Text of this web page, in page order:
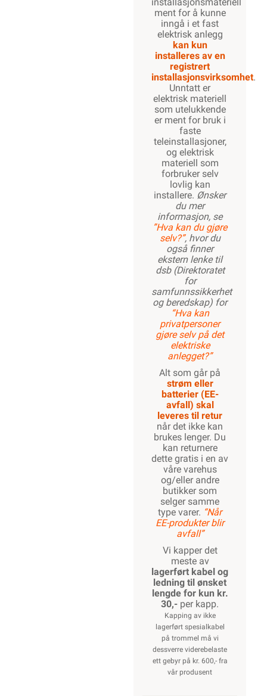
ment for å kunne
inngå i et fast
elektrisk anlegg
kan kun
installeres av en
registrert
installasjonsvirksomhet.
Unntatt er
elektrisk materiell
som utelukkende
er ment for bruk i
faste
teleinstallasjoner,
og elektrisk
materiell som
forbruker selv
lovlig kan
installere. Ønsker
du mer
informasjon, se
”Hva kan du gjøre
selv?”, hvor du
også finner
ekstern lenke til
dsb (Direktoratet
for
samfunnssikkerhet
og beredskap) for
“Hva kan
privatpersoner
gjøre selv på det
elektriske
anlegget?”
Alt som går på
strøm eller
batterier (EE-
avfall) skal
leveres til retur
når det ikke kan
brukes lenger. Du
kan returnere
dette gratis i en av
våre varehus
og/eller andre
butikker som
selger samme
type varer. “Når
EE-produkter blir
avfall”
Vi kapper det
meste av
lagerført kabel og
ledning til ønsket
lengde for kun kr.
30,- per kapp.
Kapping av ikke
lagerført spesialkabel
på trommel må vi
dessverre viderebelaste
ett gebyr på kr. 600,- fra
vår produsent